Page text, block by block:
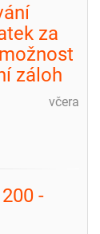
za
záloh
včera
-